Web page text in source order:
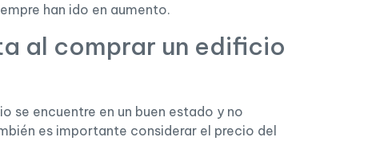
han ido en aumento.
al comprar un edificio
se encuentre en un buen estado y no
es importante considerar el precio del